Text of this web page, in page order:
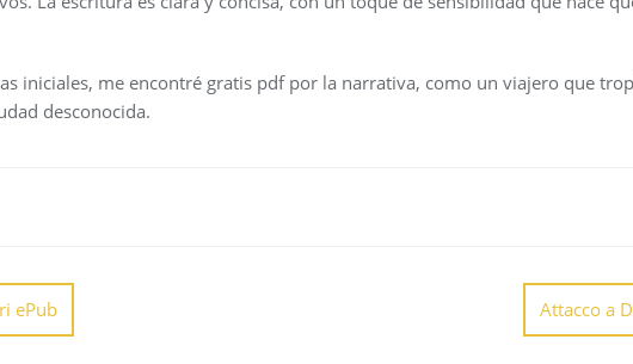
iniciales, me encontré gratis pdf por la narrativa, como un viajero que
desconocida.
ePub Attacco a